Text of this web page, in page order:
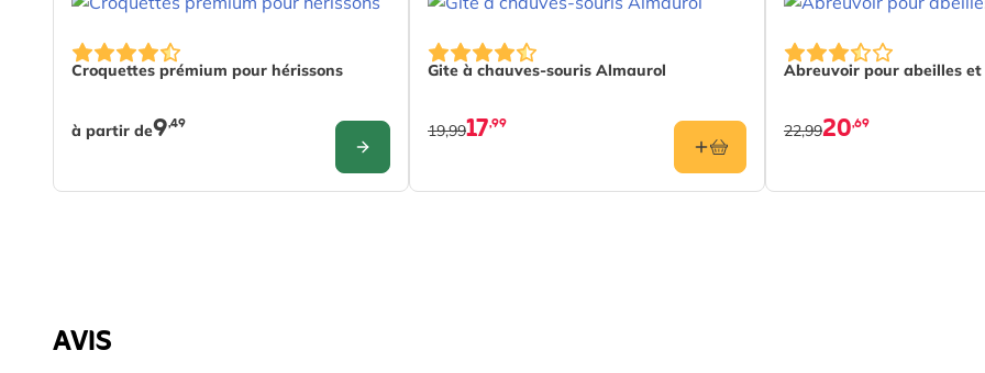
Croquettes prémium pour hérissons
The price depends on the options chosen on the product page
à partir de9,49
CONFIGURER
Gite à chauves-souris Almaurol
17,99
19,99
Abreuvoir pour abeilles
20,69
22,99
AVIS